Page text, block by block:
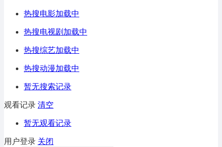
热搜电影加载中
热搜电视剧加载中
热搜综艺加载中
热搜动漫加载中
暂无搜索记录
观看记录 清空
暂无观看记录
用户登录 关闭